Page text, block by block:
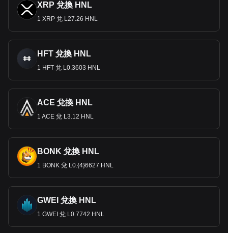
XRP 兌換 HNL
1 XRP 兌 L27.26 HNL
HFT 兌換 HNL
1 HFT 兌 L0.3603 HNL
ACE 兌換 HNL
1 ACE 兌 L3.12 HNL
BONK 兌換 HNL
1 BONK 兌 L0.{4}6627 HNL
GWEI 兌換 HNL
1 GWEI 兌 L0.7742 HNL